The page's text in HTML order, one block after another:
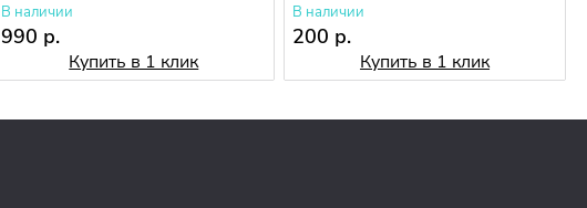
В наличии
990 р.
Купить в 1 клик
В наличии
200 р.
Купить в 1 клик